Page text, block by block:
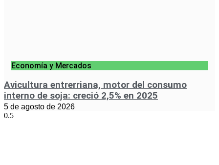
Economía y Mercados
Avicultura entrerriana, motor del consumo
interno de soja: creció 2,5% en 2025
5 de agosto de 2026